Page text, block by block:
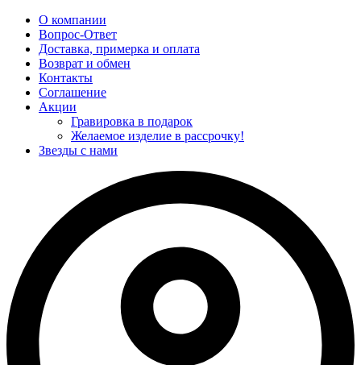
О компании
Вопрос-Ответ
Доставка, примерка и оплата
Возврат и обмен
Контакты
Соглашение
Акции
Гравировка в подарок
Желаемое изделие в рассрочку!
Звезды с нами